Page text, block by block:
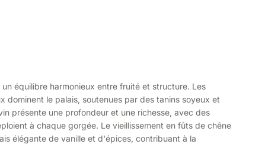
équilibre harmonieux entre fruité et structure. Les
dominent le palais, soutenues par des tanins soyeux et
présente une profondeur et une richesse, avec des
à chaque gorgée. Le vieillissement en fûts de chêne
élégante de vanille et d'épices, contribuant à la